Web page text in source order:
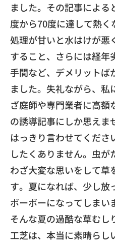
ました。その記事による
度から70度に達して熱く
処理が甘いと水はけが悪
するこ と、さらには経年
手間など、 デメリットば
ました。失礼ながら、 私
ざ庭師や専門業者に高額
の誘導記事にしか思えま
はっきり言わせてくださ
したくありません。虫が
わざ大変な思いをして草
す。 夏になれば、 少し放
ボーボーになってしまい
そんな夏の過酷な草むし
工芝は、 本当に素晴らし